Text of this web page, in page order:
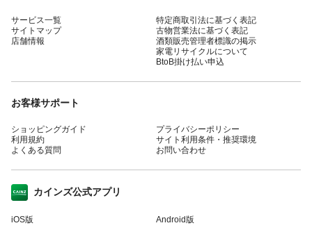
サービス一覧
サイトマップ
店舗情報
特定商取引法に基づく表記
古物営業法に基づく表記
酒類販売管理者標識の掲示
家電リサイクルについて
BtoB掛け払い申込
お客様サポート
ショッピングガイド
利用規約
よくある質問
プライバシーポリシー
サイト利用条件・推奨環境
お問い合わせ
カインズ公式アプリ
iOS版 Android版